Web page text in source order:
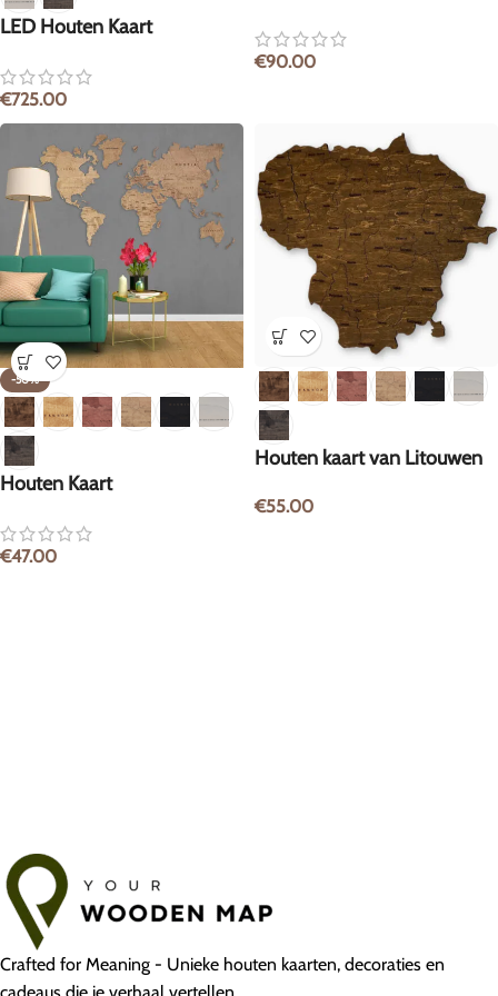
LED Houten Kaart
€725.00
€90.00
-50%
Houten Kaart
€47.00
Houten kaart van Litouwen
€55.00
Crafted for Meaning - Unieke houten kaarten, decoraties en
cadeaus die je verhaal vertellen.